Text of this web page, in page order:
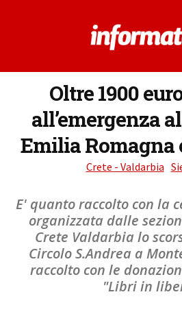
Oltre 1900
all’emergenza
Emilia Romagna
Crete - Valdarbia
E' quanto raccolto con la
organizzata dalle
Crete Valdarbia lo
Circolo S.Andrea a
raccolto con le
"Libri in